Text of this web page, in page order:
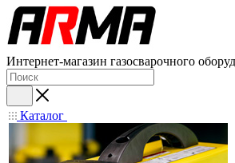
Интернет-магазин газосварочного
Каталог